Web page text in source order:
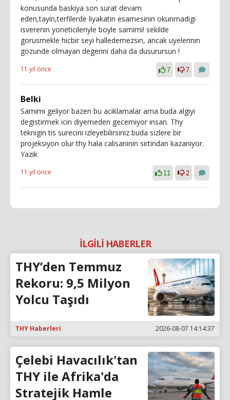
konusunda baskiya son surat devam
eden,tayin,terfilerde liyakatin esamesinin okunmadigi
isverenin yoneticileriyle boyle samimi! sekilde
gorusmekle hicbir seyi halledemezsin, ancak uyelerinin
gozunde olmayan degerini daha da dusurursun !
11 yıl önce 7 7
Belki
Samimi geliyor bazen bu aciklamalar ama buda algiyi
degistirmek icin diyemeden gecemiyor insan. Thy
teknigin tis surecini izleyebilirsiniz buda sizlere bir
projeksiyon olur thy hala calisaninin sirtindan kazaniyor.
Yazik
11 yıl önce 11 2
İLGİLİ HABERLER
THY’den Temmuz
Rekoru: 9,5 Milyon
Yolcu Taşıdı
THY Haberleri 2026-08-07 14:14:37
Çelebi Havacılık'tan
THY ile Afrika'da
Stratejik Hamle